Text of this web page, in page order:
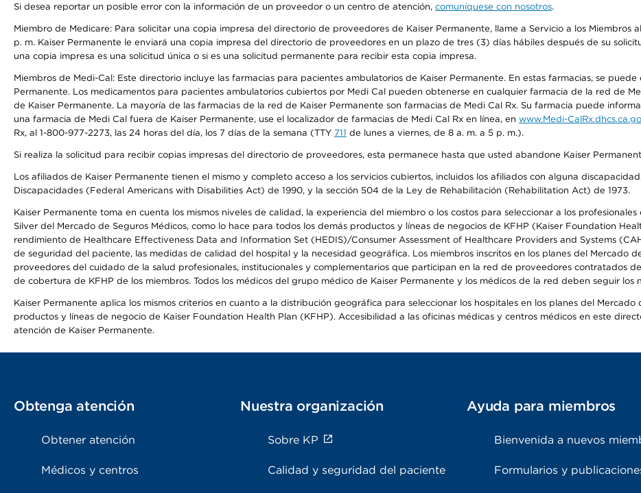
Si desea reportar un posible error con la información de un proveedor o un centro de atención, comuníquese con nosotros.
Miembro de Medicare: Para solicitar una copia impresa del directorio de proveedores de Kaiser Permanente, llame a Servicio a los Miembros
p. m. Kaiser Permanente le enviará una copia impresa del directorio de proveedores en un plazo de tres (3) días hábiles después de su
una copia impresa es una solicitud única o si es una solicitud permanente para recibir esta copia impresa.
Miembros de Medi-Cal: Este directorio incluye las farmacias para pacientes ambulatorios de Kaiser Permanente. En estas farmacias, se
Permanente. Los medicamentos para pacientes ambulatorios cubiertos por Medi Cal pueden obtenerse en cualquier farmacia de la red de
de Kaiser Permanente. La mayoría de las farmacias de la red de Kaiser Permanente son farmacias de Medi Cal Rx. Su farmacia puede
una farmacia de Medi Cal fuera de Kaiser Permanente, use el localizador de farmacias de Medi Cal Rx en línea, en www.Medi-
Rx, al 1-800-977-2273, las 24 horas del día, los 7 días de la semana (TTY 711 de lunes a viernes, de 8 a. m. a 5 p. m.).
Si realiza la solicitud para recibir copias impresas del directorio de proveedores, esta permanece hasta que usted abandone Kaiser
Los afiliados de Kaiser Permanente tienen el mismo y completo acceso a los servicios cubiertos, incluidos los afiliados con alguna
Discapacidades (Federal Americans with Disabilities Act) de 1990, y la sección 504 de la Ley de Rehabilitación (Rehabilitation Act) de 1973.
Kaiser Permanente toma en cuenta los mismos niveles de calidad, la experiencia del miembro o los costos para seleccionar a los
Silver del Mercado de Seguros Médicos, como lo hace para todos los demás productos y líneas de negocios de KFHP (Kaiser Foundation
rendimiento de Healthcare Effectiveness Data and Information Set (HEDIS)/Consumer Assessment of Healthcare Providers and Systems
de seguridad del paciente, las medidas de calidad del hospital y la necesidad geográfica. Los miembros inscritos en los planes del Mercado
proveedores del cuidado de la salud profesionales, institucionales y complementarios que participan en la red de proveedores contratados
de cobertura de KFHP de los miembros. Todos los médicos del grupo médico de Kaiser Permanente y los médicos de la red deben seguir los
Kaiser Permanente aplica los mismos criterios en cuanto a la distribución geográfica para seleccionar los hospitales en los planes del
productos y líneas de negocio de Kaiser Foundation Health Plan (KFHP). Accesibilidad a las oficinas médicas y centros médicos en este
atención de Kaiser Permanente.
Obtenga atención
Obtener atención
Médicos y centros
Nuestra organización
Sobre KP
Calidad y seguridad del paciente
Ayuda para miembros
Bienvenida a nuevos
Formularios y